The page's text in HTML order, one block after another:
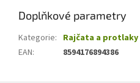
Doplňkové parametry
Kategorie: Rajčata a protlaky
EAN: 8594176894386